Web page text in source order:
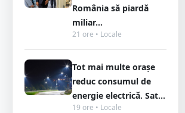
România să piardă
miliar...
21 ore • Locale
Tot mai multe orașe
reduc consumul de
energie electrică. Sat...
19 ore • Locale